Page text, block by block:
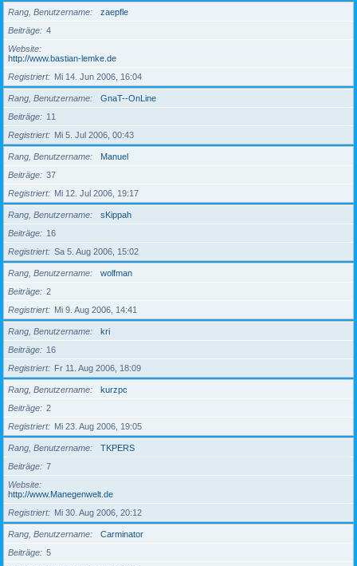
Rang, Benutzername
zaepfle
Beiträge
4
Website
http://www.bastian-lemke.de
Registriert
Mi 14. Jun 2006, 16:04
Rang, Benutzername
GnaT--OnLine
Beiträge
11
Registriert
Mi 5. Jul 2006, 00:43
Rang, Benutzername
Manuel
Beiträge
37
Registriert
Mi 12. Jul 2006, 19:17
Rang, Benutzername
sKippah
Beiträge
16
Registriert
Sa 5. Aug 2006, 15:02
Rang, Benutzername
wolfman
Beiträge
2
Registriert
Mi 9. Aug 2006, 14:41
Rang, Benutzername
kri
Beiträge
16
Registriert
Fr 11. Aug 2006, 18:09
Rang, Benutzername
kurzpc
Beiträge
2
Registriert
Mi 23. Aug 2006, 19:05
Rang, Benutzername
TKPERS
Beiträge
7
Website
http://www.Manegenwelt.de
Registriert
Mi 30. Aug 2006, 20:12
Rang, Benutzername
Carminator
Beiträge
5